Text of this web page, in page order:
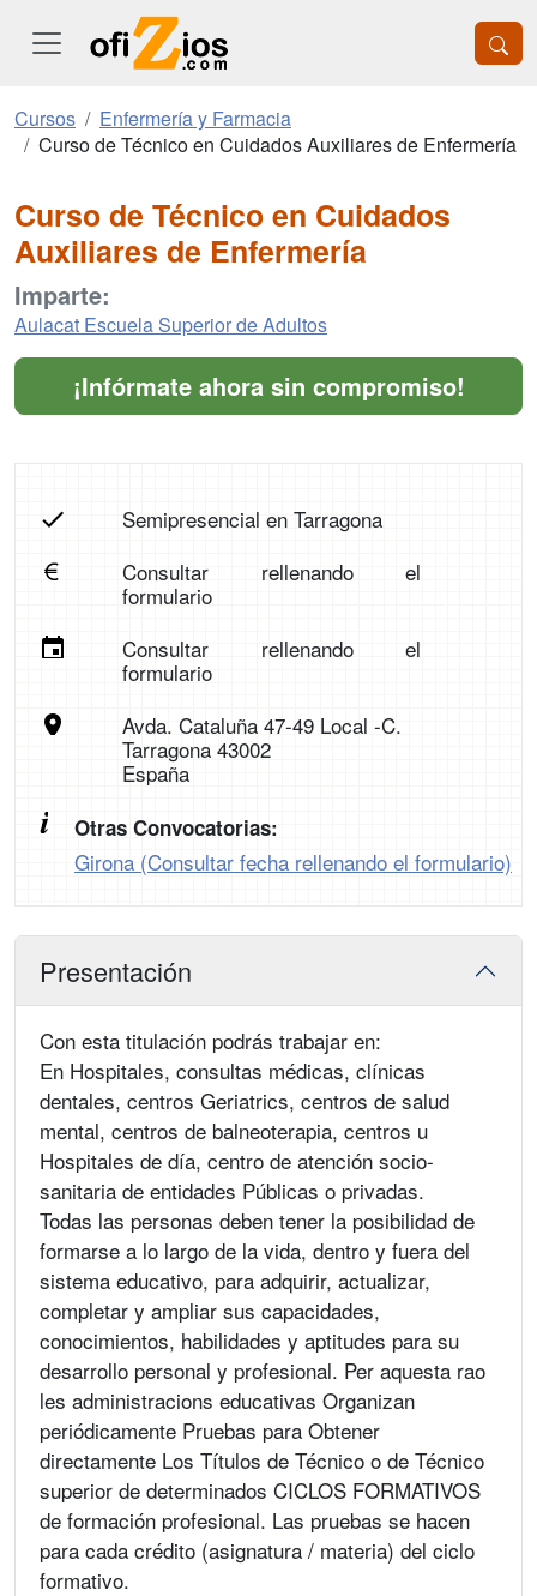
Cursos
Enfermería y Farmacia
Curso de Técnico en Cuidados Auxiliares de Enfermería
Curso de Técnico en Cuidados
Auxiliares de Enfermería
Imparte:
Aulacat Escuela Superior de Adultos
¡Infórmate ahora sin compromiso!
Semipresencial en Tarragona
Consultar rellenando el
formulario
Consultar rellenando el
formulario
Avda. Cataluña 47-49 Local -C.
Tarragona 43002
España
Otras Convocatorias:
Girona (Consultar fecha rellenando el formulario)
Presentación
Con esta titulación podrás trabajar en:
En Hospitales, consultas médicas, clínicas
dentales, centros Geriatrics, centros de salud
mental, centros de balneoterapia, centros u
Hospitales de día, centro de atención socio-
sanitaria de entidades Públicas o privadas.
Todas las personas deben tener la posibilidad de
formarse a lo largo de la vida, dentro y fuera del
sistema educativo, para adquirir, actualizar,
completar y ampliar sus capacidades,
conocimientos, habilidades y aptitudes para su
desarrollo personal y profesional. Per aquesta rao
les administracions educativas Organizan
periódicamente Pruebas para Obtener
directamente Los Títulos de Técnico o de Técnico
superior de determinados CICLOS FORMATIVOS
de formación profesional. Las pruebas se hacen
para cada crédito (asignatura / materia) del ciclo
formativo.